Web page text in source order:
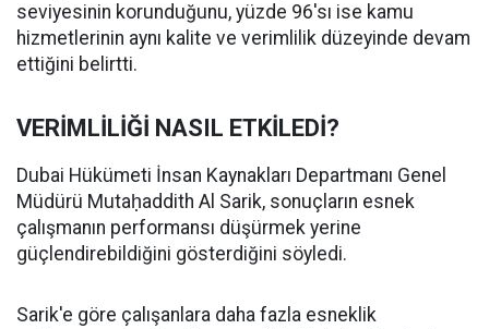
seviyesinin korunduğunu, yüzde 96'sı ise kamu
hizmetlerinin aynı kalite ve verimlilik düzeyinde devam
ettiğini belirtti.
VERİMLİLİĞİ NASIL ETKİLEDİ?
Dubai Hükümeti İnsan Kaynakları Departmanı Genel
Müdürü Mutaḥaddith Al Sarik, sonuçların esnek
çalışmanın performansı düşürmek yerine
güçlendirebildiğini gösterdiğini söyledi.
Sarik'e göre çalışanlara daha fazla esneklik